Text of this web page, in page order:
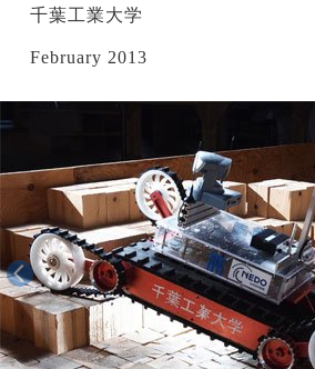
千葉工業大学
February 2013